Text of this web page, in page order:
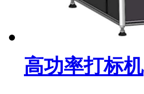
高功率打标机